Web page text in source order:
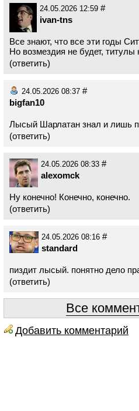
24.05.2026 12:59 #
ivan-tns
Все знают, что все эти годы
Но возмездия не будет,
(ответить)
24.05.2026 08:37 #
bigfan10
Лысый Шарлатан знал и лишь
(ответить)
24.05.2026 08:33 #
alexomck
Ну конечно! Конечно, конечно.
(ответить)
24.05.2026 08:16 #
standard
пиздит лысый. понятно дело
(ответить)
Все
Добавить комментарий